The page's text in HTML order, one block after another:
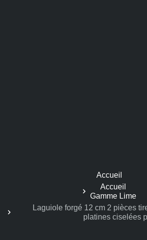
Accueil
Accueil
Gamme Lime
Laguiole forgé 12 cm 2 pièces
platines ciselées